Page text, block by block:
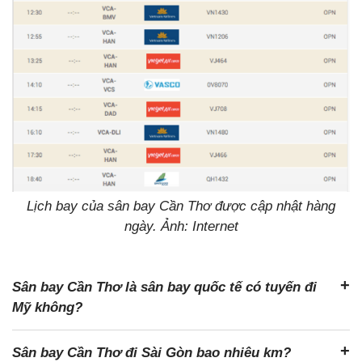
Lịch bay của sân bay Cần Thơ được cập nhật hàng
ngày. Ảnh: Internet
Sân bay Cần Thơ là sân bay quốc tế có tuyến đi
Mỹ không?
Sân bay Cần Thơ đi Sài Gòn bao nhiêu km?